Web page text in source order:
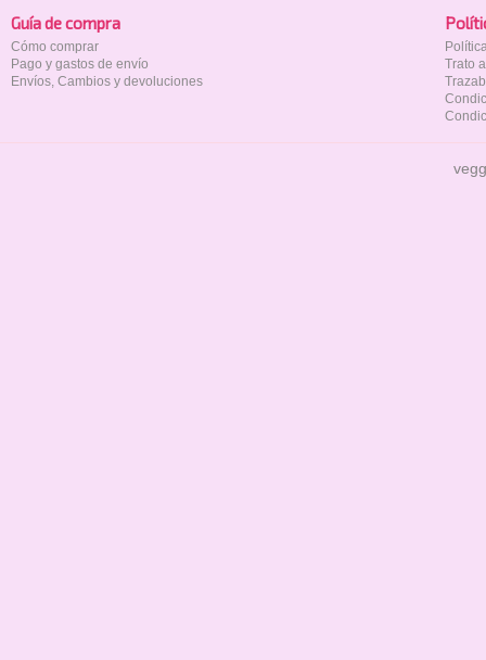
Guía de compra
Cómo comprar
Pago y gastos de envío
Envíos, Cambios y devoluciones
Trato